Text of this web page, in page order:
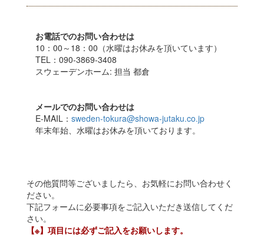
お電話でのお問い合わせは
10：00～18：00（水曜はお休みを頂いています）
TEL：090-3869-3408
スウェーデンホーム: 担当 都倉
メールでのお問い合わせは
E-MAIL： sweden-tokura@showa-jutaku.co.jp
年末年始、水曜はお休みを頂いております。
その他質問等ございましたら、お気軽にお問い合わせく
ださい。
下記フォームに必要事項をご記入いただき送信してくだ
さい。
【※】項目には必ずご記入をお願いします。